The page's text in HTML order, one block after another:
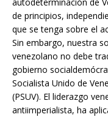
de principios,
que se tenga sobre el
Sin embargo, nuestra
venezolano no debe
gobierno
Socialista Unido de
(PSUV). El liderazgo
antiimperialista, ha